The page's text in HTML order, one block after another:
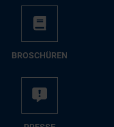
BRO­SCHÜ­REN